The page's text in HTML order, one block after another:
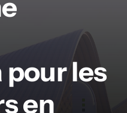
les
en